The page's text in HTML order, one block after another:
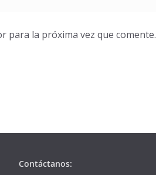
para la próxima vez que comente.
Contáctanos: